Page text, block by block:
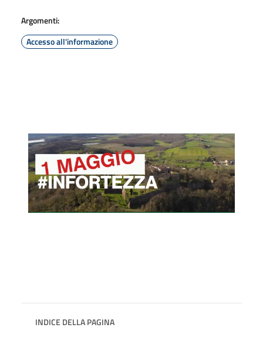
Argomenti:
Accesso all'informazione
INDICE DELLA PAGINA